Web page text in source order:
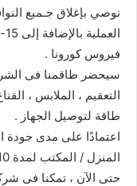
نوصي بإغلاق جـميع
فيروس كورونا .
سيحضر طاقمنا فى
التعقيم ، الملابس ،
طاقة لتوصيل الجهاز .
اعتمادًا على مدى جودة
المنزل / المكتب لمدة 10 أيام من اى فيروس مثل كورونا .
حتى الآن ، تمكنا فى